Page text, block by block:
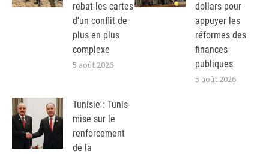
rebat les cartes
d’un conflit de
plus en plus
complexe
5 août 2026
dollars pour
appuyer les
réformes des
finances
publiques
5 août 2026
Tunisie : Tunis
mise sur le
renforcement
de la